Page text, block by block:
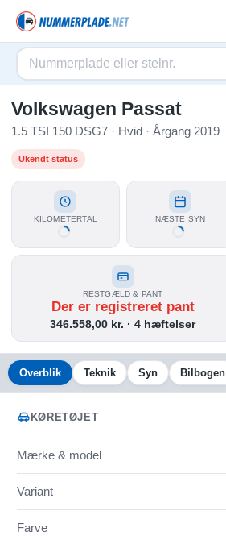
Volkswagen Passat
1.5 TSI 150 DSG7 · Hvid · Årgang 2019
Ukendt status
KILOMETERTAL NÆSTE SYN
RESTGÆLD & PANT
Der er registreret pant
346.558,00 kr. · 4 hæftelser
Overblik Teknik Syn Bilbogen
KØRETØJET
Mærke & model
Variant
Farve